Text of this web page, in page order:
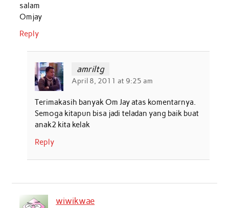
salam
Omjay
Reply
amriltg
April 8, 2011 at 9:25 am
Terimakasih banyak Om Jay atas komentarnya.
Semoga kitapun bisa jadi teladan yang baik buat
anak2 kita kelak
Reply
wiwikwae